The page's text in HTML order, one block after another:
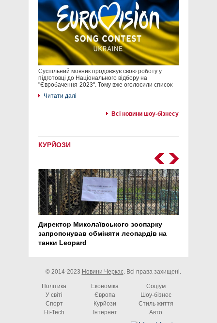
Суспільний мовник продовжує свою роботу у
підготовці до Національного відбору на
"Євробачення-2023". Тому вже оголосили список
Читати далі
Всі новини шоу-бізнесу
КУРЙОЗИ
Директор Миколаївського зоопарку
запропонував обміняти леопардів на
танки Leopard
© 2014-2023 Новини Черкас. Всі права захищені.
Політика Економіка
Соціум
У світі
Європа
Шоу-бізнес
Спорт
Курйози
Стиль життя
Hi-Tech
Інтернет Авто